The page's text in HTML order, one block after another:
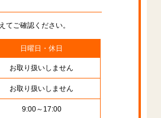
ご確認ください。
日曜日・休日
お取り扱いしません
お取り扱いしません
9:00～17:00